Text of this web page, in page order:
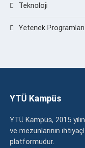
Teknoloji
Yetenek Programları
YTÜ Kampüs
YTÜ Kampüs, 2015
ve mezunlarının
platformudur.